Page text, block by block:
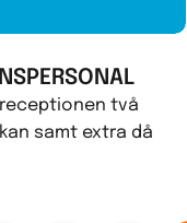
två
samt extra då